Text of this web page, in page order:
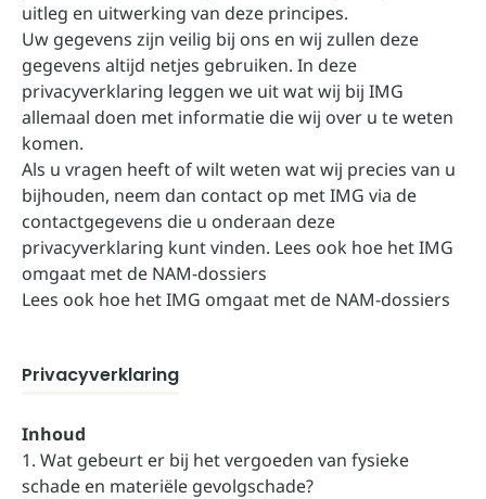
uitleg en uitwerking van deze principes.
Uw gegevens zijn veilig bij ons en wij zullen deze
gegevens altijd netjes gebruiken. In deze
privacyverklaring leggen we uit wat wij bij IMG
allemaal doen met informatie die wij over u te weten
komen.
Als u vragen heeft of wilt weten wat wij precies van u
bijhouden, neem dan contact op met IMG via de
contactgegevens die u onderaan deze
privacyverklaring kunt vinden. Lees ook hoe het IMG
omgaat met de NAM-dossiers
Lees ook hoe het IMG omgaat met de NAM-dossiers
Privacyverklaring
Inhoud
1. Wat gebeurt er bij het vergoeden van fysieke
schade en materiële gevolgschade?